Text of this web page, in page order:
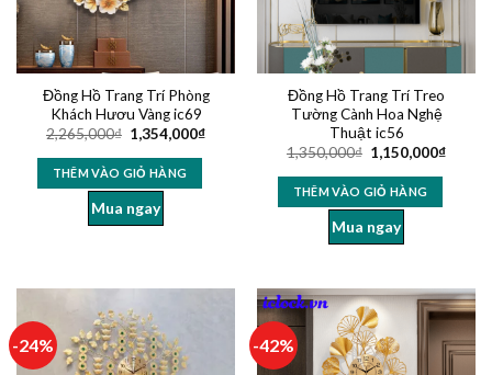
Đồng Hồ Trang Trí Phòng
Khách Hươu Vàng ic69
2,265,000₫ 1,354,000₫
THÊM VÀO GIỎ HÀNG
Mua ngay
Đồng Hồ Trang Trí Treo
Tường Cành Hoa Nghệ
Thuật ic56
1,350,000₫ 1,150,000₫
THÊM VÀO GIỎ HÀNG
Mua ngay
-24% -42%